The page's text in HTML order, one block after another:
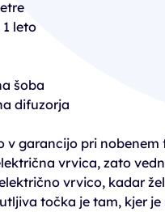
1 leto
šoba
difuzorja
v garancijo pri nobenem
vrvica, zato
vrvico, kadar
točka je tam, kjer je